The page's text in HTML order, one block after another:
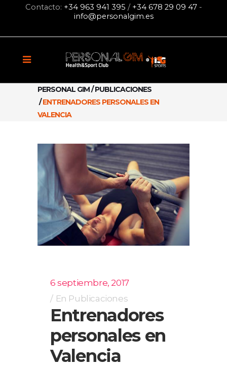
Contacto: +34 963 941 395 / +34 678 29 09 47-
info@personalgim.es
PERSONAL GIM/PUBLICACIONES
/ENTRENADORES PERSONALES EN
VALENCIA
6 septiembre, 2017
En Publicaciones
Entrenadores
personales en
Valencia